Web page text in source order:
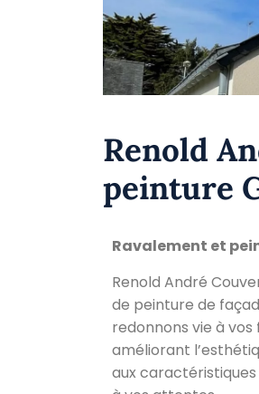
Renold
peinture
Ravalement et
Renold André
de peinture de
redonnons vie à
améliorant
aux